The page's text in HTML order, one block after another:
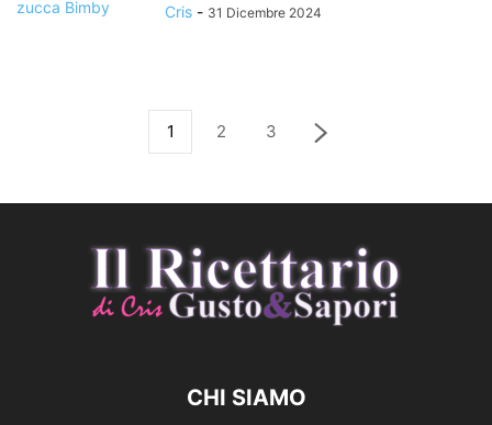
Cris - 31 Dicembre 2024
1 2 3
CHI SIAMO